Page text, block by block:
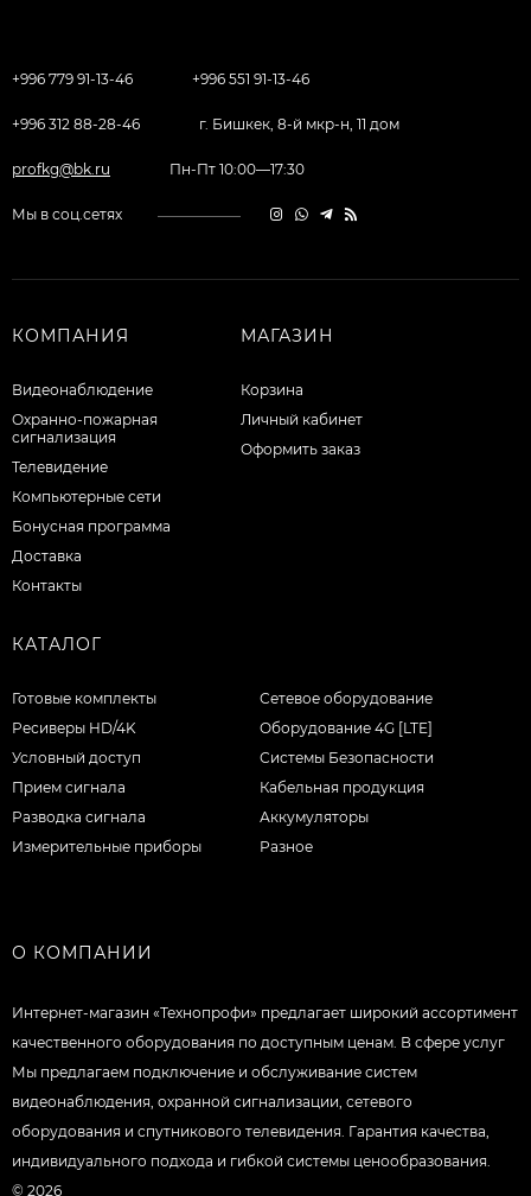
+996 779 91-13-46 +996 551 91-13-46
+996 312 88-28-46 г. Бишкек, 8-й мкр-н, 11 дом
profkg@bk.ru Пн-Пт 10:00—17:30
Мы в соц.сетях
КОМПАНИЯ
Видеонаблюдение
Охранно-пожарная
сигнализация
Телевидение
Компьютерные сети
Бонусная программа
Доставка
Контакты
МАГАЗИН
Корзина
Личный кабинет
Оформить заказ
КАТАЛОГ
Готовые комплекты
Ресиверы HD/4K
Условный доступ
Прием сигнала
Разводка сигнала
Измерительные приборы
Сетевое оборудование
Оборудование 4G [LTE]
Системы Безопасности
Кабельная продукция
Аккумуляторы
Разное
О КОМПАНИИ
Интернет-магазин «Технопрофи» предлагает широкий ассортимент
качественного оборудования по доступным ценам. В сфере услуг
Мы предлагаем подключение и обслуживание систем
видеонаблюдения, охранной сигнализации, сетевого
оборудования и спутникового телевидения. Гарантия качества,
индивидуального подхода и гибкой системы ценообразования.
© 2026